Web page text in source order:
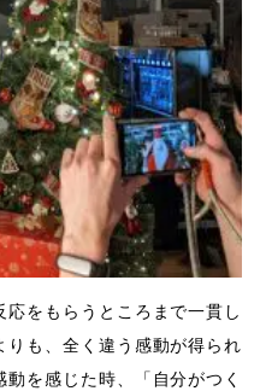
をもらうところまで一貫し
も、全く違う感動が得られ
を感じた時、「自分がつく